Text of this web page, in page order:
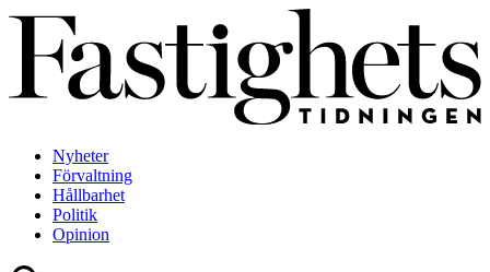
Skip
content
Nyheter
Förvaltning
Hållbarhet
Politik
Opinion